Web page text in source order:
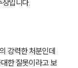
입니다.
강력한 처분인데
한 잘못이라고 보